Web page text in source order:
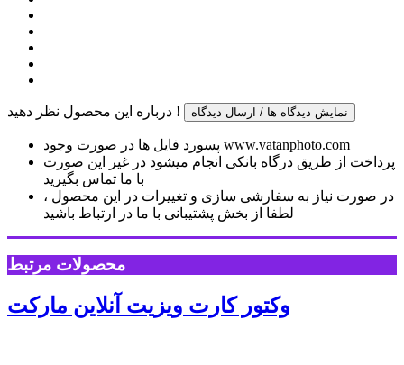
درباره این محصول نظر دهید ! نمایش دیدگاه ها / ارسال دیدگاه
پسورد فایل ها در صورت وجود www.vatanphoto.com
پرداخت از طریق درگاه بانکی انجام میشود در غیر این صورت
با ما تماس بگیرید
در صورت نیاز به سفارشی سازی و تغییرات در این محصول ،
لطفا از بخش پشتیبانی با ما در ارتباط باشید
محصولات مرتبط
وکتور کارت ویزیت آنلاین مارکت